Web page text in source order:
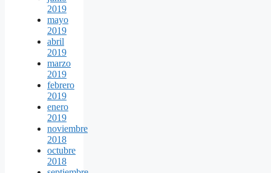
2019
mayo
2019
abril
2019
marzo
2019
febrero
2019
enero
2019
noviembre
2018
octubre
2018